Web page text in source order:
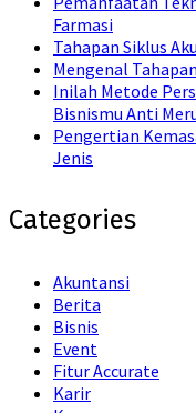
Farmasi
Tahapan Siklus
Mengenal
Inilah Metode
Bisnismu Anti
Pengertian
Jenis
Categories
Akuntansi
Berita
Bisnis
Event
Fitur Accurate
Karir